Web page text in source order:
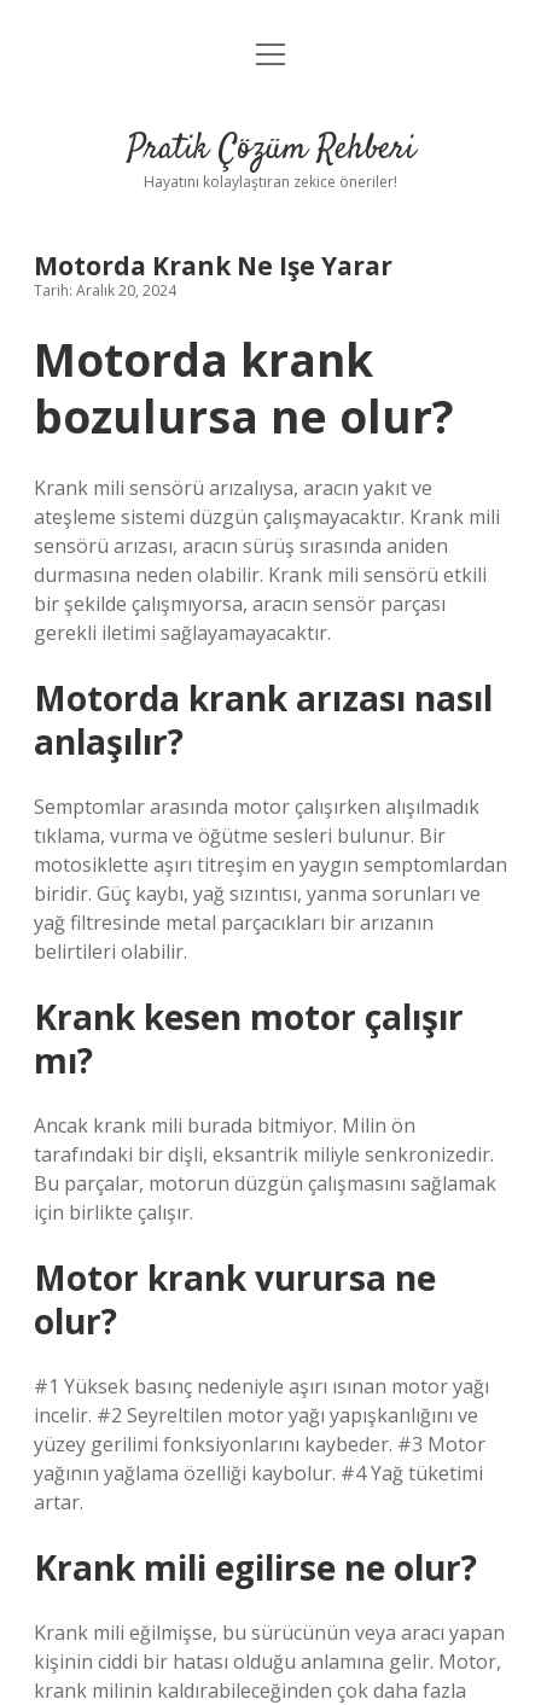
Anasayfa
Yasal Uyarı
menüyü
Pratik Çözüm Rehberi
Hayatını kolaylaştıran zekice öneriler!
Motorda Krank Ne Işe Yarar
Tarih: Aralık 20, 2024
Motorda krank
bozulursa ne olur?
Krank mili sensörü arızalıysa, aracın yakıt ve
ateşleme sistemi düzgün çalışmayacaktır. Krank mili
sensörü arızası, aracın sürüş sırasında aniden
durmasına neden olabilir. Krank mili sensörü etkili
bir şekilde çalışmıyorsa, aracın sensör parçası
gerekli iletimi sağlayamayacaktır.
Motorda krank arızası nasıl
anlaşılır?
Semptomlar arasında motor çalışırken alışılmadık
tıklama, vurma ve öğütme sesleri bulunur. Bir
motosiklette aşırı titreşim en yaygın semptomlardan
biridir. Güç kaybı, yağ sızıntısı, yanma sorunları ve
yağ filtresinde metal parçacıkları bir arızanın
belirtileri olabilir.
Krank kesen motor çalışır
mı?
Ancak krank mili burada bitmiyor. Milin ön
tarafındaki bir dişli, eksantrik miliyle senkronizedir.
Bu parçalar, motorun düzgün çalışmasını sağlamak
için birlikte çalışır.
Motor krank vurursa ne
olur?
#1 Yüksek basınç nedeniyle aşırı ısınan motor yağı
incelir. #2 Seyreltilen motor yağı yapışkanlığını ve
yüzey gerilimi fonksiyonlarını kaybeder. #3 Motor
yağının yağlama özelliği kaybolur. #4 Yağ tüketimi
artar.
Krank mili egilirse ne olur?
Krank mili eğilmişse, bu sürücünün veya aracı yapan
kişinin ciddi bir hatası olduğu anlamına gelir. Motor,
krank milinin kaldırabileceğinden çok daha fazla